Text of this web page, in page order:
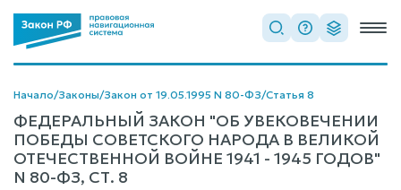
Начало/Законы/Закон от 19.05.1995 N 80-ФЗ/Статья 8
ФЕДЕРАЛЬНЫЙ ЗАКОН "ОБ УВЕКОВЕЧЕНИИ
ПОБЕДЫ СОВЕТСКОГО НАРОДА В ВЕЛИКОЙ
ОТЕЧЕСТВЕННОЙ ВОЙНЕ 1941 - 1945 ГОДОВ"
N 80-ФЗ, СТ. 8